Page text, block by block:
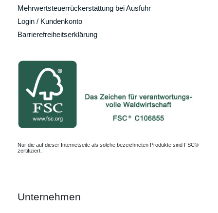
Mehrwertsteuerrückerstattung bei Ausfuhr
Login / Kundenkonto
Barrierefreiheitserklärung
Nur die auf dieser Internetseite als solche bezeichneten Produkte sind FSC®-
zertifiziert.
Unternehmen